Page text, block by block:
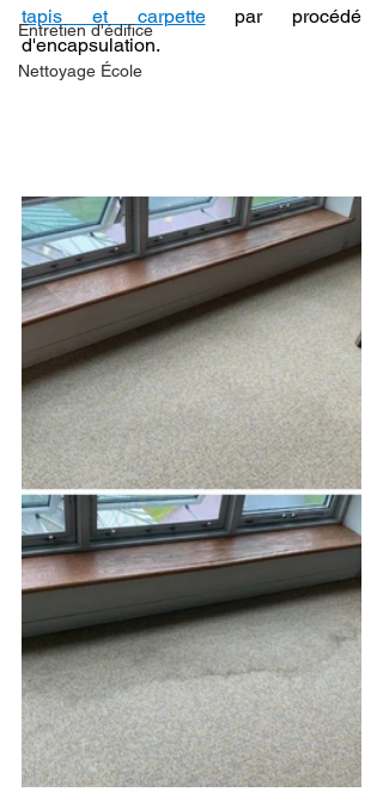
Entretien d'édifice
Nettoyage École
tapis et carpette par procédé
d'encapsulation.